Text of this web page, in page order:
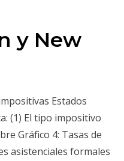
y New
Estados
(1) El tipo impositivo
Gráfico 4: Tasas de
asistenciales formales